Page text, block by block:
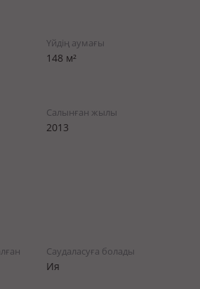
Үйдің аумағы
148 м²
Салынған жылы
2013
Саудаласуға болады
Ия